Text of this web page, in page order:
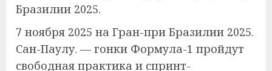
Бразилии 2025.
7 ноября 2025 на Гран-при Бразилии 2025.
Сан-Паулу. — гонки Формула-1 пройдут
свободная практика и спринт-